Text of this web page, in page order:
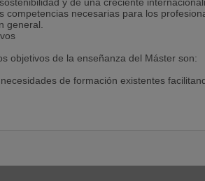
y de una creciente
competencias necesarias para los
general.
objetivos de la enseñanza del Máster son:
de formación existentes
formativo que permita la especialización
esenciales para el desarrollo de ventajas